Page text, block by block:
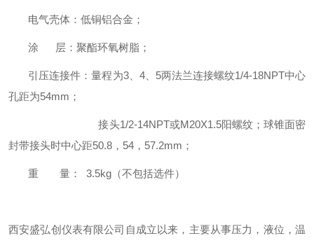
电气壳体：低铜铝合金；
涂 层：聚酯环氧树脂；
引压连接件：量程为3、4、5两法兰连接螺纹1/4-18NPT中心
孔距为54mm；
接头1/2-14NPT或M20X1.5阳螺纹；球锥面密
封带接头时中心距50.8，54，57.2mm；
重 量： 3.5kg（不包括选件）
西安盛弘创仪表有限公司自成立以来，主要从事压力，液位，温